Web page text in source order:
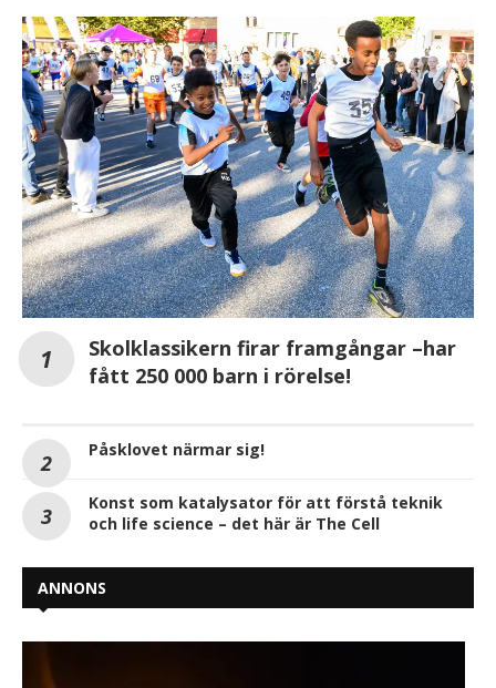
Skolklassikern firar framgångar –har
fått 250 000 barn i rörelse!
Påsklovet närmar sig!
Konst som katalysator för att förstå teknik
och life science – det här är The Cell
ANNONS